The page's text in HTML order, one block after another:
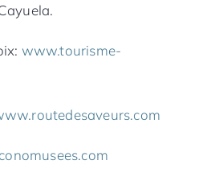
www.tourisme-